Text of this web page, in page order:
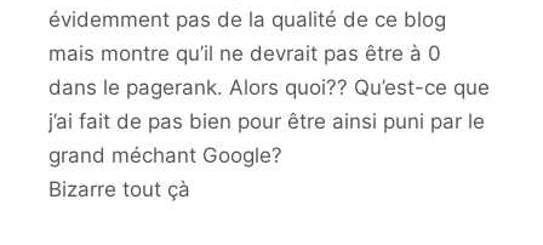
évidemment pas de la qualité de ce blog
mais montre qu’il ne devrait pas être à 0
dans le pagerank. Alors quoi?? Qu’est-ce que
j’ai fait de pas bien pour être ainsi puni par le
grand méchant Google?
Bizarre tout çà